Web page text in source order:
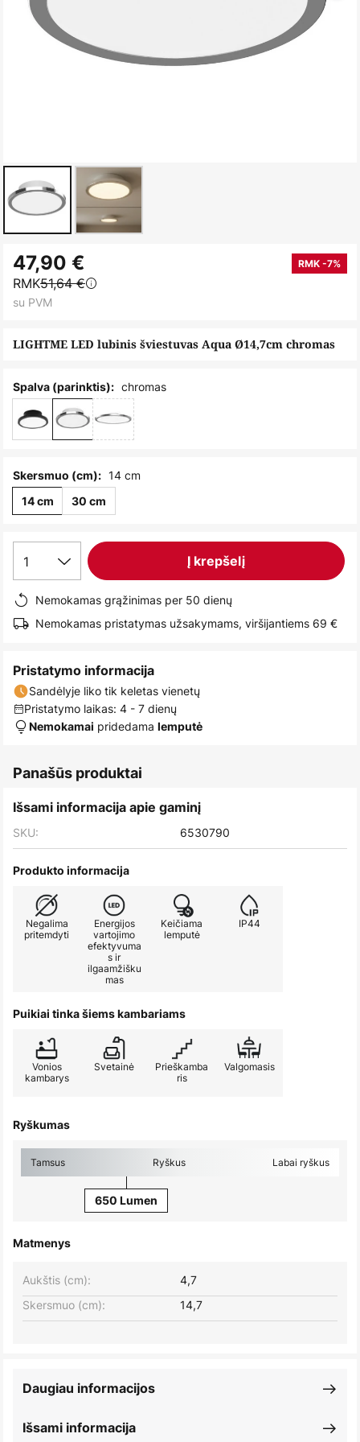
to
the
beginning
the
gallery
LIGHTME LED lubinis šviestuvas Aqua Ø14,7cm chromas
47,90 € RMK -7%
RMK51,64 €
su PVM
Spalva (parinktis): chromas
Skersmuo (cm): 14 cm
14 cm 30 cm
1 Į krepšelį
Nemokamas grąžinimas per 50 dienų
Nemokamas pristatymas užsakymams, viršijantiems 69 €
Pristatymo informacija
Sandėlyje liko tik keletas vienetų
Pristatymo laikas: 4 - 7 dienų
Nemokamai pridedama lemputė
Panašūs produktai
Išsami informacija apie gaminį
SKU: 6530790
Produkto informacija
Negalima
pritemdyti
Energijos
vartojimo
efektyvuma
s ir
ilgaamžišku
mas
Keičiama
lemputė
IP44
Puikiai tinka šiems kambariams
Vonios
kambarys
Svetainė
Prieškamba
ris
Valgomasis
Ryškumas
Tamsus Ryškus Labai ryškus
650 Lumen
Matmenys
Aukštis (cm):
4,7
Skersmuo (cm):
14,7
Išsami informacija
Daugiau informacijos